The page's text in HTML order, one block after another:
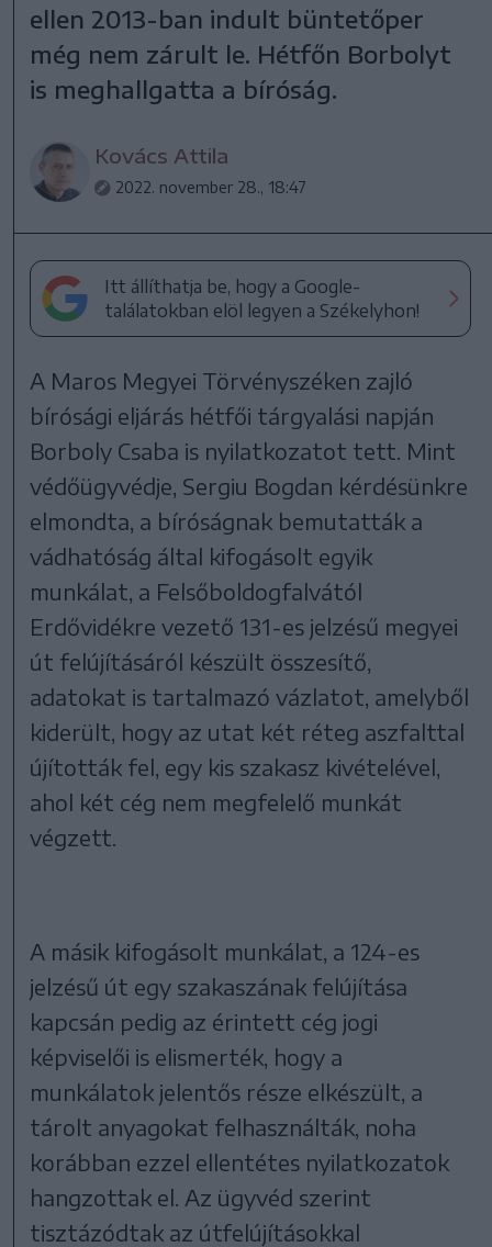
ellen 2013-ban indult büntetőper
még nem zárult le. Hétfőn Borbolyt
is meghallgatta a bíróság.
Kovács Attila
2022. november 28., 18:47
Itt állíthatja be, hogy a Google-
találatokban elöl legyen a Székelyhon!
A Maros Megyei Törvényszéken zajló
bírósági eljárás hétfői tárgyalási napján
Borboly Csaba is nyilatkozatot tett. Mint
védőügyvédje, Sergiu Bogdan kérdésünkre
elmondta, a bíróságnak bemutatták a
vádhatóság által kifogásolt egyik
munkálat, a Felsőboldogfalvától
Erdővidékre vezető 131-es jelzésű megyei
út felújításáról készült összesítő,
adatokat is tartalmazó vázlatot, amelyből
kiderült, hogy az utat két réteg aszfalttal
újították fel, egy kis szakasz kivételével,
ahol két cég nem megfelelő munkát
végzett.
A másik kifogásolt munkálat, a 124-es
jelzésű út egy szakaszának felújítása
kapcsán pedig az érintett cég jogi
képviselői is elismerték, hogy a
munkálatok jelentős része elkészült, a
tárolt anyagokat felhasználták, noha
korábban ezzel ellentétes nyilatkozatok
hangzottak el. Az ügyvéd szerint
tisztázódtak az útfelújításokkal